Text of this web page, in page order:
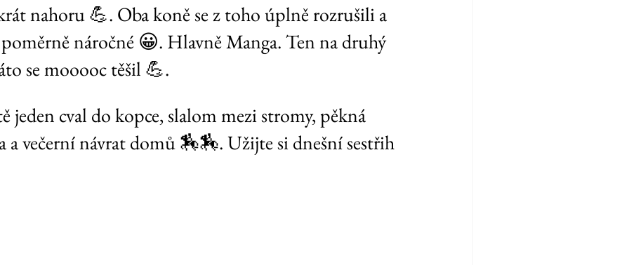
nahoru 💪. Oba koně se z toho úplně rozrušili a
náročné 😀. Hlavně Manga. Ten na druhý
se mooooc těšil 💪.
a večerní návrat domů 🏇🏇. Užijte si dnešní sestřih